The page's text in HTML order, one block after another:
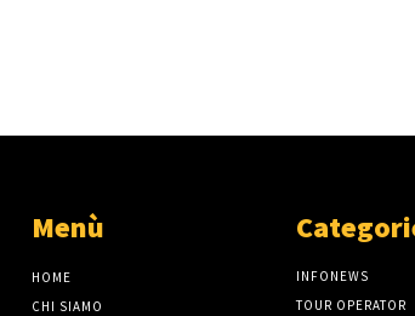
Menù
HOME
CHI SIAMO
INFONEWS
TOUR OPERATOR